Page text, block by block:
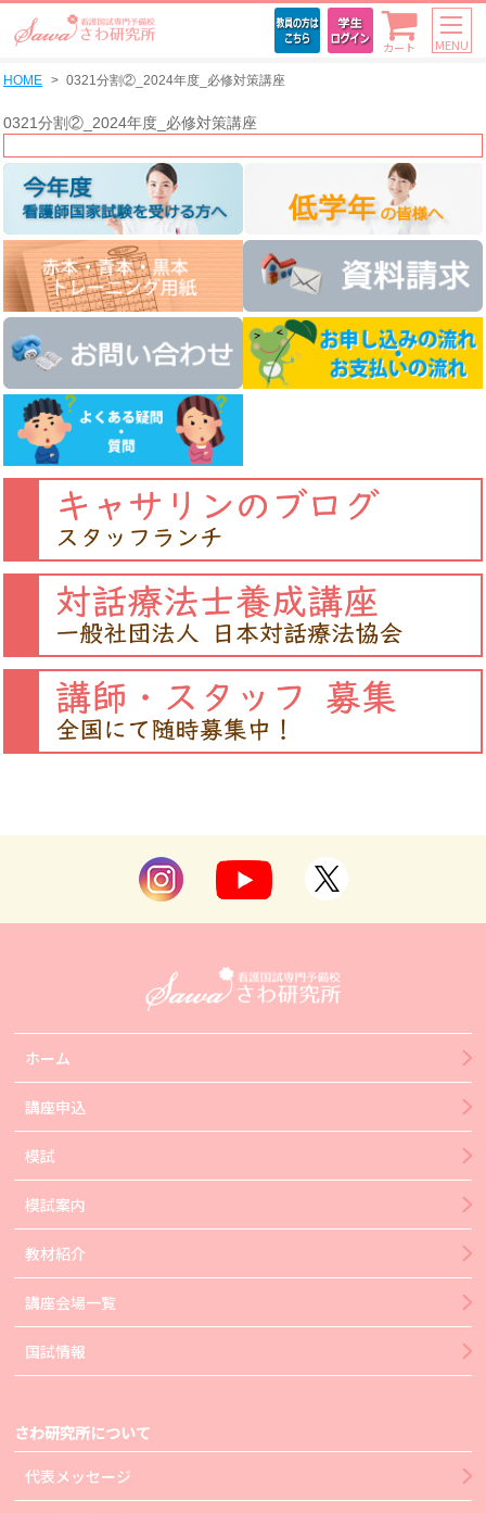
カート MENU
HOME 0321分割②_2024年度_必修対策講座
0321分割②_2024年度_必修対策講座
ホーム
講座申込
模試
模試案内
教材紹介
講座会場一覧
国試情報
さわ研究所について
代表メッセージ